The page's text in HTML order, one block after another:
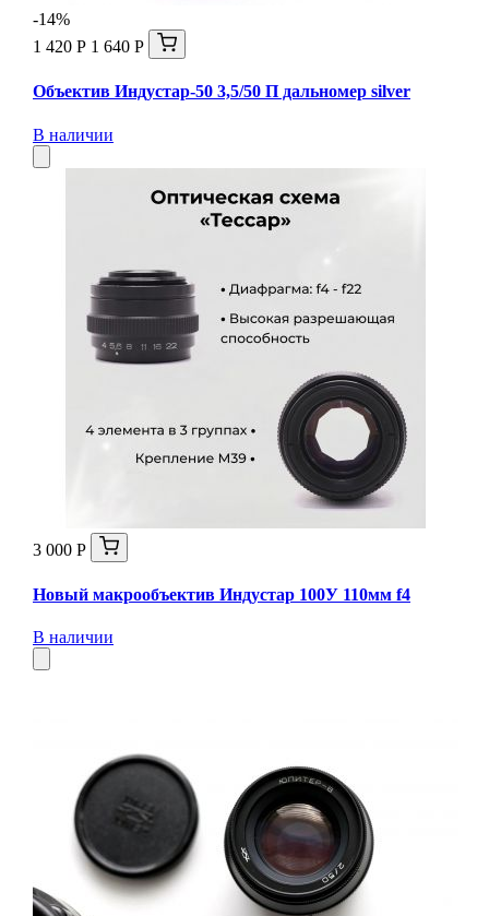
-14%
1 420 Р 1 640 Р
Объектив Индустар-50 3,5/50 П дальномер silver
В наличии
3 000 Р
Новый макрообъектив Индустар 100У 110мм f4
В наличии